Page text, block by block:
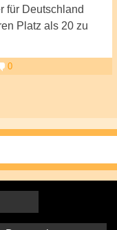
für Deutschland
Platz als 20 zu
0